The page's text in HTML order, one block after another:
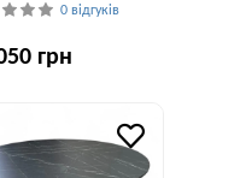
0 відгуків
грн